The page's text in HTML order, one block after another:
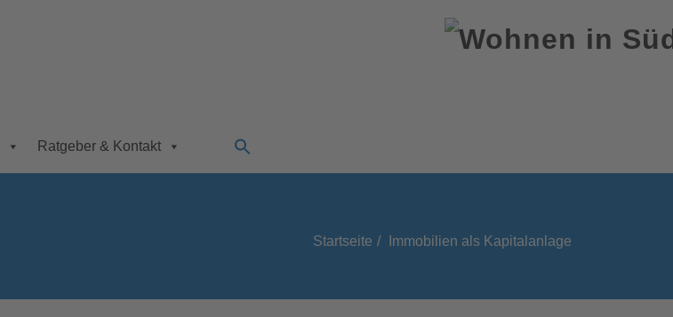
Ratgeber & Kontakt
Startseite Immobilien als Kapitalanlage